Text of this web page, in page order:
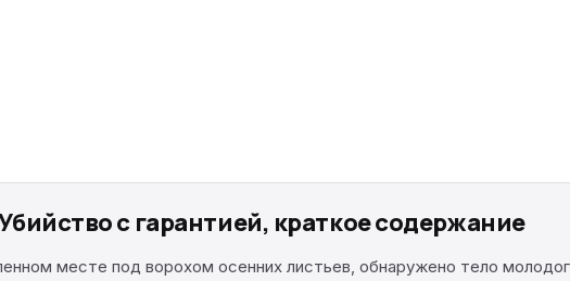
с гарантией, краткое содержание
месте под ворохом осенних листьев, обнаружено тело